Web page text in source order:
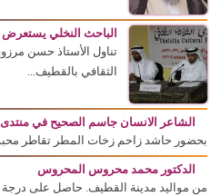
الباحث النخلي يستعرض
تناول الأستاذ حسن
الثقافي بالقطيف...
الشاعر الانسان جاسم الصحيح في منتدى
بحضور حاشد زاحم زخات المطر تقاطر محبو
الدكتور محمد محروس المحروس
من مواليد مدينة القطيف. حاصل على درجة